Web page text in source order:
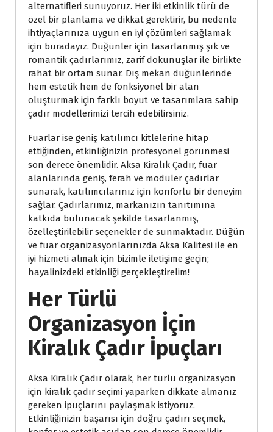
alternatifleri sunuyoruz. Her iki etkinlik türü de
özel bir planlama ve dikkat gerektirir, bu nedenle
ihtiyaçlarınıza uygun en iyi çözümleri sağlamak
için buradayız. Düğünler için tasarlanmış şık ve
romantik çadırlarımız, zarif dokunuşlar ile birlikte
rahat bir ortam sunar. Dış mekan düğünlerinde
hem estetik hem de fonksiyonel bir alan
oluşturmak için farklı boyut ve tasarımlara sahip
çadır modellerimizi tercih edebilirsiniz.
Fuarlar ise geniş katılımcı kitlelerine hitap
ettiğinden, etkinliğinizin profesyonel görünmesi
son derece önemlidir. Aksa Kiralık Çadır, fuar
alanlarında geniş, ferah ve modüler çadırlar
sunarak, katılımcılarınız için konforlu bir deneyim
sağlar. Çadırlarımız, markanızın tanıtımına
katkıda bulunacak şekilde tasarlanmış,
özelleştirilebilir seçenekler de sunmaktadır. Düğün
ve fuar organizasyonlarınızda Aksa Kalitesi ile en
iyi hizmeti almak için bizimle iletişime geçin;
hayalinizdeki etkinliği gerçekleştirelim!
Her Türlü
Organizasyon İçin
Kiralık Çadır İpuçları
Aksa Kiralık Çadır olarak, her türlü organizasyon
için kiralık çadır seçimi yaparken dikkate almanız
gereken ipuçlarını paylaşmak istiyoruz.
Etkinliğinizin başarısı için doğru çadırı seçmek,